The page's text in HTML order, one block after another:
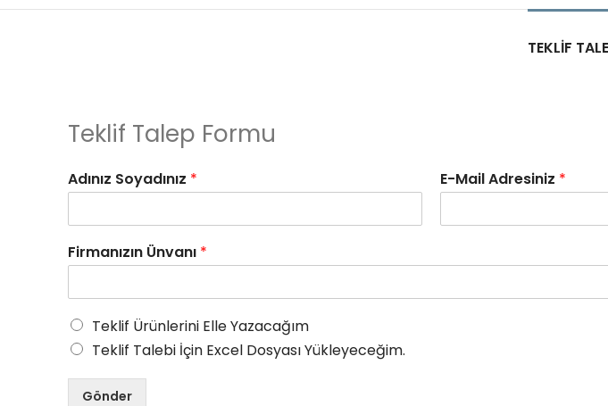
TEKLIF
Teklif Talep Formu
Adınız Soyadınız * E-Mail Adresiniz *
Firmanızın Ünvanı *
Teklif Ürünlerini Elle Yazacağım
Teklif Talebi İçin Excel Dosyası Yükleyeceğim.
Gönder